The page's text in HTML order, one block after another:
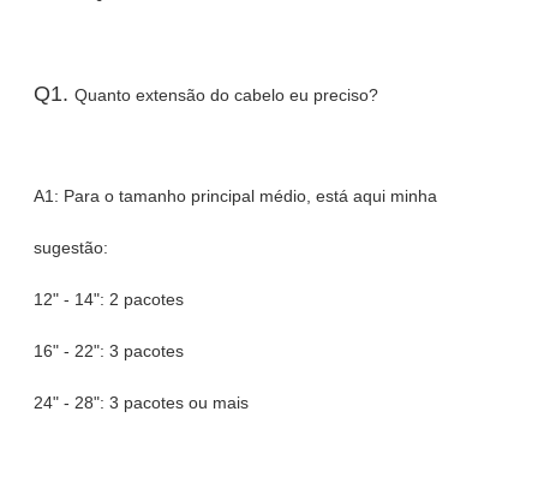
Q1. Quanto extensão do cabelo eu preciso?
A1: Para o tamanho principal médio, está aqui minha
sugestão:
12" - 14": 2 pacotes
16" - 22": 3 pacotes
24" - 28": 3 pacotes ou mais